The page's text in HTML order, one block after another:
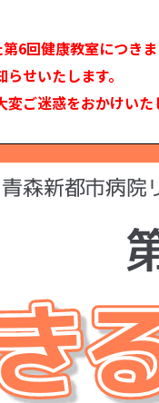
6回健康教室につき
せいたします。
ご迷惑をおかけい